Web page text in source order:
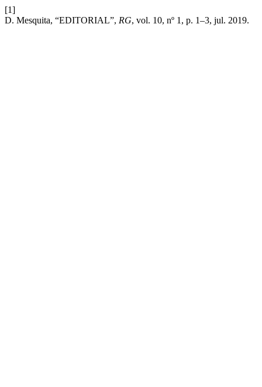
[1]
D. Mesquita, “EDITORIAL”, RG, vol. 10, nº 1, p. 1–3, jul. 2019.